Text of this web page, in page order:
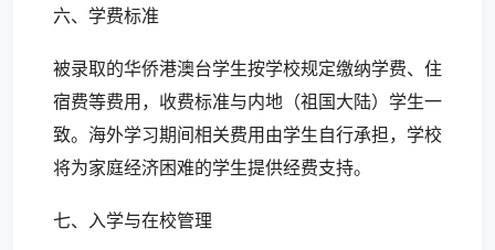
六、学费标准
被录取的华侨港澳台学生按学校规定缴纳学费、住
宿费等费用，收费标准与内地（祖国大陆）学生一
致。海外学习期间相关费用由学生自行承担，学校
将为家庭经济困难的学生提供经费支持。
七、入学与在校管理